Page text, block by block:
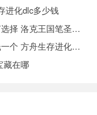
进化dlc多少钱
洛克王国笔圣超进化性格如何选择 洛克王国笔圣超进化性格选择分析
正版方舟生存进化大概多少钱一个 方舟生存进化正版价格
藏在哪